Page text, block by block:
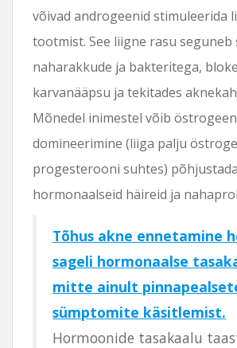
võivad androgeenid stimuleerida
tootmist. See liigne rasu seguneb
naharakkude ja bakteritega,
karvanääpsu ja tekitades
Mõnedel inimestel võib
domineerimine (liiga palju
progesterooni suhtes)
hormonaalseid häireid ja
Tõhus akne ennetamine
sageli hormonaalse
mitte ainult
sümptomite käsitlemist.
Hormoonide tasakaalu